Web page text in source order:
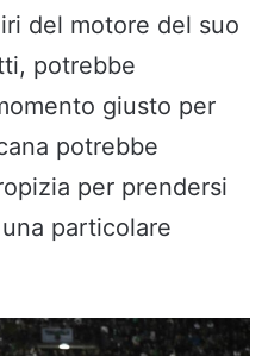
del motore del suo
potrebbe
giusto per
potrebbe
per prendersi
particolare